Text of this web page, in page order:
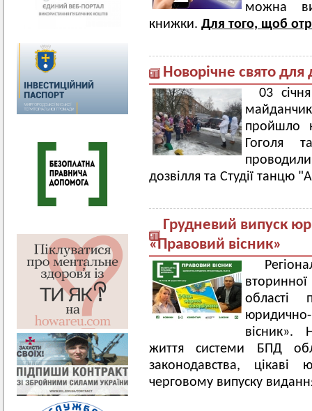
можна
книжки. Для того, щоб
Новорічне свято для
03
пройшло
Гоголя
проводили
дозвілля та Студії танцю
Грудневий випуск
«Правовий вісник»
області
вісник».
життя системи БПД
законодавства,
черговому випуску